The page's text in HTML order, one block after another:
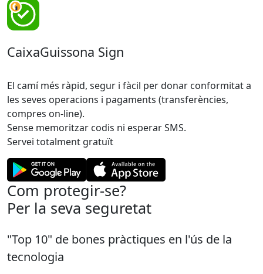
CaixaGuissona Sign
El camí més ràpid, segur i fàcil per donar conformitat a
les seves operacions i pagaments (transferències,
compres on-line).
Sense memoritzar codis ni esperar SMS.
Servei totalment gratuït
Com protegir-se?
Per la seva seguretat
"Top 10" de bones pràctiques en l'ús de la
tecnologia